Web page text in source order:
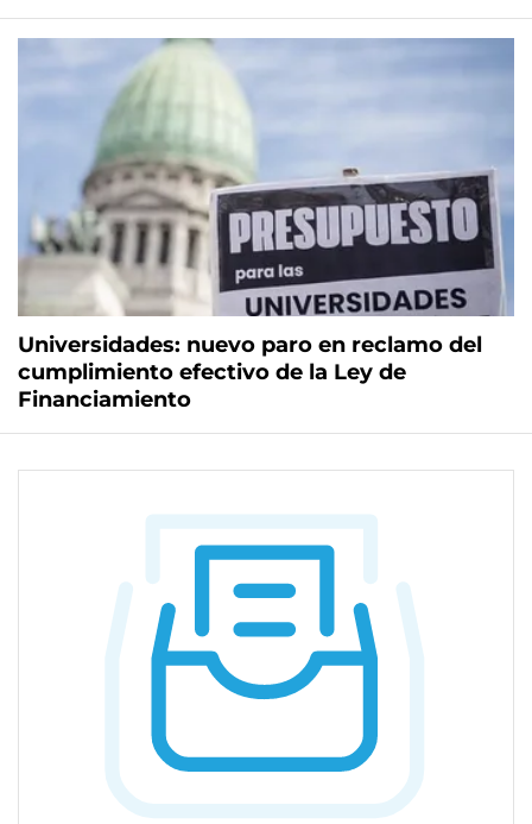
Universidades: nuevo paro en reclamo del
cumplimiento efectivo de la Ley de
Financiamiento